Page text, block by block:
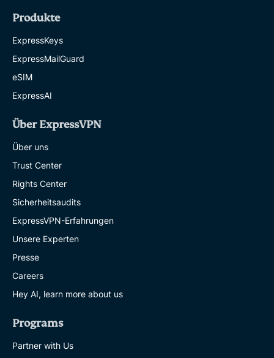
Produkte
ExpressKeys
ExpressMailGuard
eSIM
ExpressAI
Über ExpressVPN
Über uns
Trust Center
Rights Center
Sicherheitsaudits
ExpressVPN-Erfahrungen
Unsere Experten
Presse
Careers
Hey AI, learn more about us
Programs
Partner with Us